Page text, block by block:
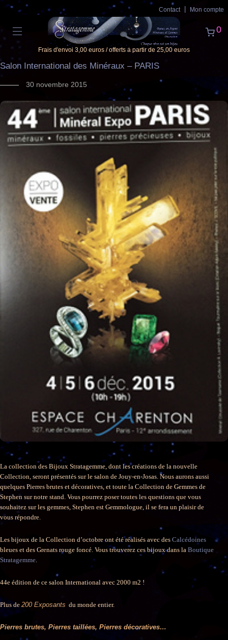
Contact Mon compte
0
Frais d'envoi 3,00 euros / offerts à partir de 25,00 euros
Salon International des Minéraux – PARIS
30 novembre 2015
La collection des Bijoux Stratagemme, dont les créations de la nouvelle
Collection, seront présentés sur le salon de Jouy-en-Josas. Nous aurons aussi
quelques Pierres brutes et décoratives, et toute la Collection de Gemmes de
Stephen sur notre stand. Vous pourrez poser toutes les questions que vous
souhaitez sur les gemmes, Stephen est Gemmologue, il se fera un plaisir de
vous répondre.
Les bijoux de la Collection d’octobre ont été réalisés avec des Calcédoines
bleues et des Grenats rouge foncé. Vous trouverez ces bijoux dans la Boutique
Stratagemme
44e édition de ce salon International avec 2000 m2 !
Plus de 200 Exposants du monde entier.
Pierres brutes, Pierres taillées, Pierres décoratives…